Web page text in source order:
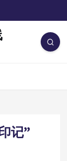
记”